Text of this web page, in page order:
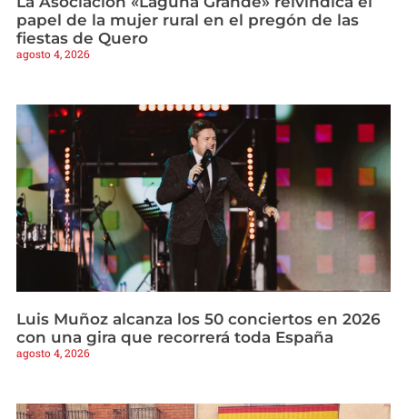
papel de la mujer rural en el pregón de las
fiestas de Quero
agosto 4, 2026
Luis Muñoz alcanza los 50 conciertos en 2026
con una gira que recorrerá toda España
agosto 4, 2026